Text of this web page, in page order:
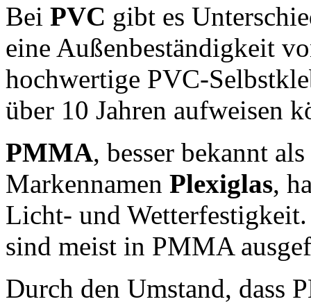
Bei PVC gibt es
eine Außenbeständigkeit
hochwertige PVC-
über 10 Jahren aufweisen
PMMA, besser bekannt als
Markennamen Plexiglas,
Licht- und Wetterfestigkeit.
sind meist in PMMA
Durch den Umstand, dass